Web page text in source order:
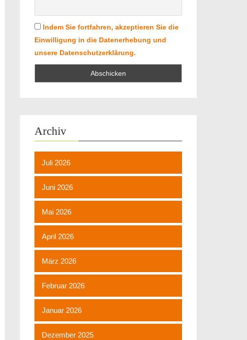
Indem Sie fortfahren, akzeptieren Sie die
Einwilligung in die Datenerhebung und
unsere Datenschutzerklärung.
Archiv
Juli 2026
Juni 2026
Mai 2026
April 2026
März 2026
Februar 2026
Januar 2026
Dezember 2025